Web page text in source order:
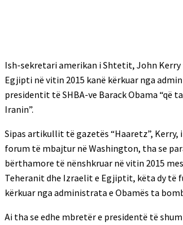
Ish-sekretari amerikan i Shtetit, John Kerry
Egjipti në vitin 2015 kanë kërkuar nga
presidentit të SHBA-ve Barack Obama “që
Iranin”.
Sipas artikullit të gazetës “Haaretz”, Kerry,
forum të mbajtur në Washington, tha se
bërthamore të nënshkruar në vitin 2015
Teheranit dhe Izraelit e Egjiptit, këta dy të
kërkuar nga administrata e Obamës ta
Ai tha se edhe mbretër e presidentë të